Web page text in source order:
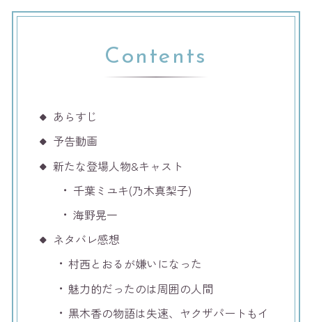
Contents
あらすじ
予告動画
新たな登場人物&キャスト
千葉ミユキ(乃木真梨子)
海野晃一
ネタバレ感想
村西とおるが嫌いになった
魅力的だったのは周囲の人間
黒木香の物語は失速、ヤクザパートもイ